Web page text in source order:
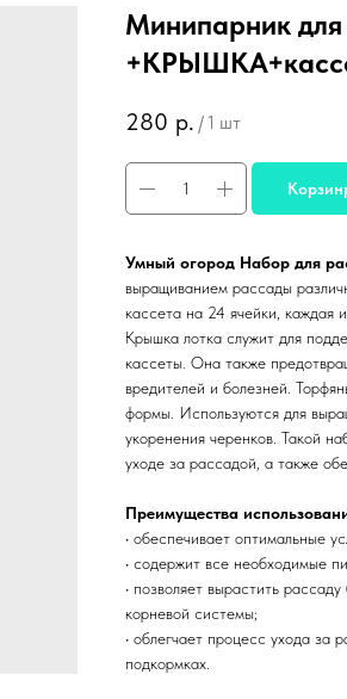
Минипарник
280 р. / 1 шт
Умный огород Набор для
выращиванием рассады
кассета на 24 ячейки, каждая
Крышка лотка служит для
кассеты. Она также
вредителей и болезней.
формы. Используются для
укоренения черенков. Такой
уходе за рассадой, а также
Преимущества
• обеспечивает оптимальные
• содержит все необходимые
• позволяет вырастить
корневой системы;
• облегчает процесс ухода за
подкормках.